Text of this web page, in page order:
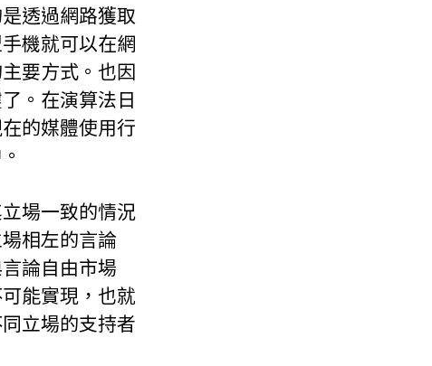
透過網路獲取
機就可以在網
要方式。也因
。在演算法日
的媒體使用行
場一致的情況
相左的言論
論自由市場
能實現，也就
立場的支持者